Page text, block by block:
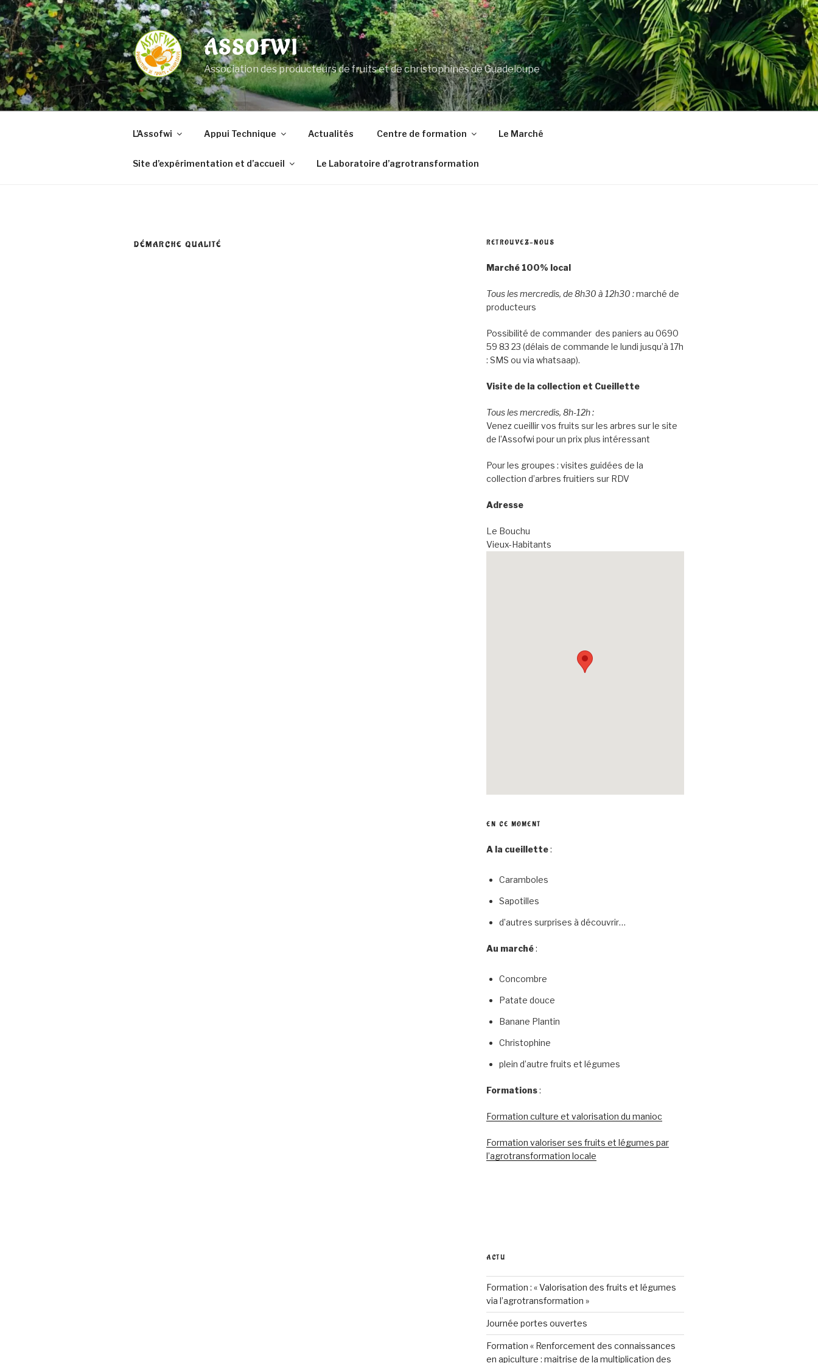
Aller
au
contenu
principal
ASSOFWI
Association des producteurs de fruits et de christophines de Guadeloupe
L’Assofwi Appui Technique Actualités Centre de formation Le Marché
Site d’expérimentation et d’accueil Le Laboratoire d’agrotransformation
DÉMARCHE QUALITÉ RETROUVEZ-NOUS
Marché 100% local
Tous les mercredis, de 8h30 à 12h30 :marché de
producteurs
Possibilité de commander des paniers au 0690
59 83 23 (délais de commande le lundi jusqu’à 17h
: SMS ou via whatsaap).
Visite de la collection et Cueillette
Tous les mercredis, 8h-12h :
Venez cueillir vos fruits sur les arbres sur le site
de l’Assofwi pour un prix plus intéressant
Pour les groupes : visites guidées de la
collection d’arbres fruitiers sur RDV
Adresse
Le Bouchu
Vieux-Habitants
EN CE MOMENT
A la cueillette:
Caramboles
Sapotilles
d’autres surprises à découvrir…
Au marché:
Concombre
Patate douce
Banane Plantin
Christophine
plein d’autre fruits et légumes
Formations:
Formation culture et valorisation du manioc
Formation valoriser ses fruits et légumes par
l’agrotransformation locale
ACTU
Formation : « Valorisation des fruits et légumes
via l’agrotransformation »
Journée portes ouvertes
Formation « Renforcement des connaissances
en apiculture : maitrise de la multiplication des